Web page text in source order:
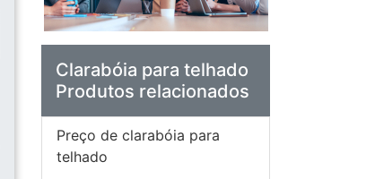
Clarabóia para telhado
Produtos relacionados
Preço de clarabóia para
telhado